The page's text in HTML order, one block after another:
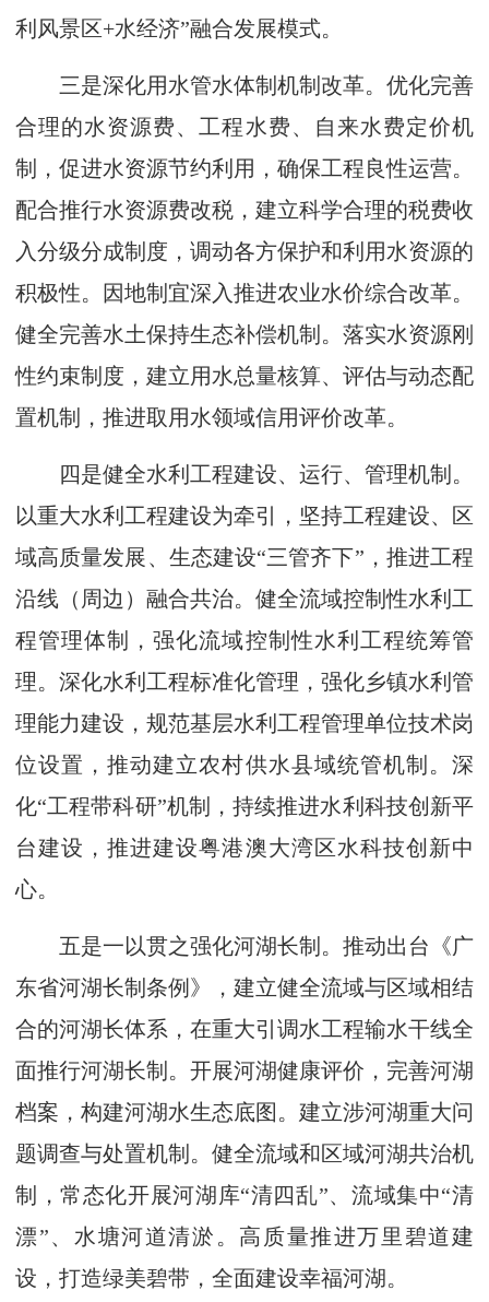
利风景区+水经济”融合发展模式。
三是深化用水管水体制机制改革。优化完善
合理的水资源费、工程水费、自来水费定价机
制，促进水资源节约利用，确保工程良性运营。
配合推行水资源费改税，建立科学合理的税费收
入分级分成制度，调动各方保护和利用水资源的
积极性。因地制宜深入推进农业水价综合改革。
健全完善水土保持生态补偿机制。落实水资源刚
性约束制度，建立用水总量核算、评估与动态配
置机制，推进取用水领域信用评价改革。
四是健全水利工程建设、运行、管理机制。
以重大水利工程建设为牵引，坚持工程建设、区
域高质量发展、生态建设“三管齐下”，推进工程
沿线（周边）融合共治。健全流域控制性水利工
程管理体制，强化流域控制性水利工程统筹管
理。深化水利工程标准化管理，强化乡镇水利管
理能力建设，规范基层水利工程管理单位技术岗
位设置，推动建立农村供水县域统管机制。深
化“工程带科研”机制，持续推进水利科技创新平
台建设，推进建设粤港澳大湾区水科技创新中
心。
五是一以贯之强化河湖长制。推动出台《广
东省河湖长制条例》，建立健全流域与区域相结
合的河湖长体系，在重大引调水工程输水干线全
面推行河湖长制。开展河湖健康评价，完善河湖
档案，构建河湖水生态底图。建立涉河湖重大问
题调查与处置机制。健全流域和区域河湖共治机
制，常态化开展河湖库“清四乱”、流域集中“清
漂”、水塘河道清淤。高质量推进万里碧道建
设，打造绿美碧带，全面建设幸福河湖。